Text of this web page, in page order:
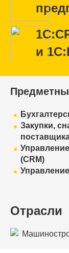
и
Закупки,
(CRM)
Отрасли